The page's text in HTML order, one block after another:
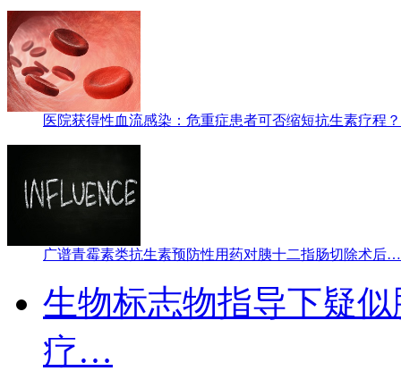
医院获得性血流感染：危重症患者可否缩短抗生素疗程？
广谱青霉素类抗生素预防性用药对胰十二指肠切除术后…
生物标志物指导下疑
疗…